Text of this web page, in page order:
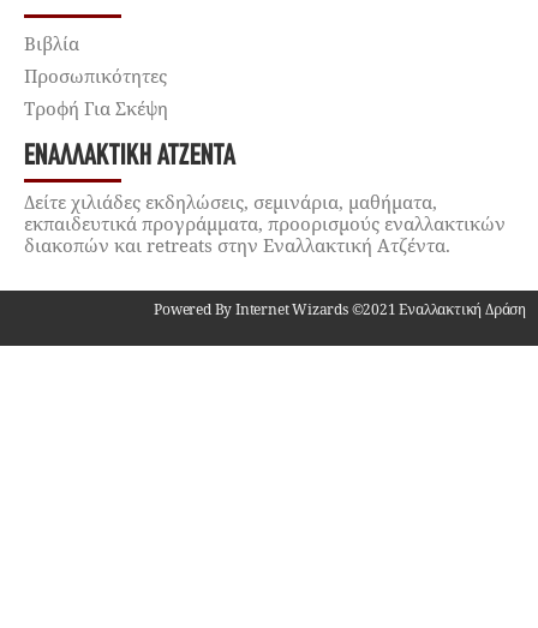
Βιβλία
Προσωπικότητες
Τροφή Για Σκέψη
ΕΝΑΛΛΑΚΤΙΚΉ ΑΤΖΈΝΤΑ
Δείτε χιλιάδες εκδηλώσεις, σεμινάρια, μαθήματα,
εκπαιδευτικά προγράμματα, προορισμούς εναλλακτικών
διακοπών και retreats στην Εναλλακτική Ατζέντα.
Powered By Internet Wizards ©2021 Εναλλακτική Δράση